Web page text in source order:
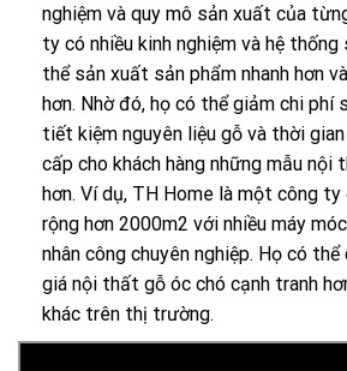
nghiệm và quy mô sản xuất của
ty có nhiều kinh nghiệm và hệ
thể sản xuất sản phẩm nhanh hơn
hơn. Nhờ đó, họ có thể giảm chi phí
tiết kiệm nguyên liệu gỗ và thời
cấp cho khách hàng những mẫu
hơn. Ví dụ, TH Home là một công
rộng hơn 2000m2 với nhiều máy
nhân công chuyên nghiệp. Họ có
giá nội thất gỗ óc chó cạnh tranh
khác trên thị trường.